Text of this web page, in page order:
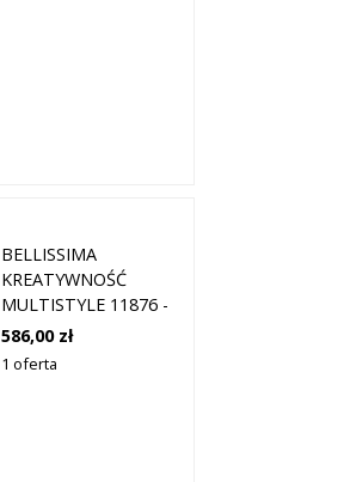
BELLISSIMA
KREATYWNOŚĆ
MULTISTYLE 11876 -
PROSTOWNICA DO
WŁOSÓW
586,00 zł
1 oferta